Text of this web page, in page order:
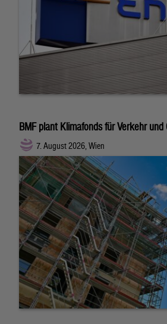
BMF plant Klimafonds für Verkehr
7. August 2026, Wien